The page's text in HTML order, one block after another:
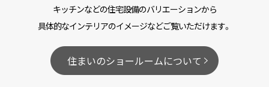
キッチンなどの住宅設備のバリエーションから
具体的なインテリアのイメージなどご覧いただけます。
住まいのショールームについて